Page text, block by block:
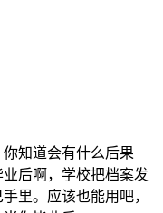
知道会有什么后果
后啊，学校把档案发
里。应该也能用吧，